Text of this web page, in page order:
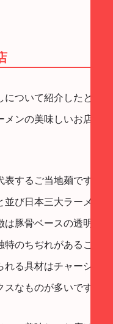
ついて紹介したとこ
ンの美味しいお店に
するご当地麺です
び日本三大ラーメン
豚骨ベースの透明な
のちぢれがあること
る具材はチャーシュ
なものが多いです。